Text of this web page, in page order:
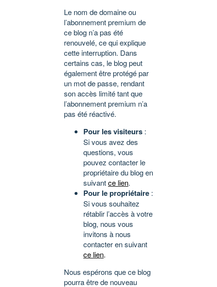
Le nom de domaine ou
l’abonnement premium de
ce blog n’a pas été
renouvelé, ce qui explique
cette interruption. Dans
certains cas, le blog peut
également être protégé par
un mot de passe, rendant
son accès limité tant que
l’abonnement premium n’a
pas été réactivé.
Pour les visiteurs :
Si vous avez des
questions, vous
pouvez contacter le
propriétaire du blog en
suivantce lien.
Pour le propriétaire :
Si vous souhaitez
rétablir l’accès à votre
blog, nous vous
invitons à nous
contacter en suivant
ce lien.
Nous espérons que ce blog
pourra être de nouveau